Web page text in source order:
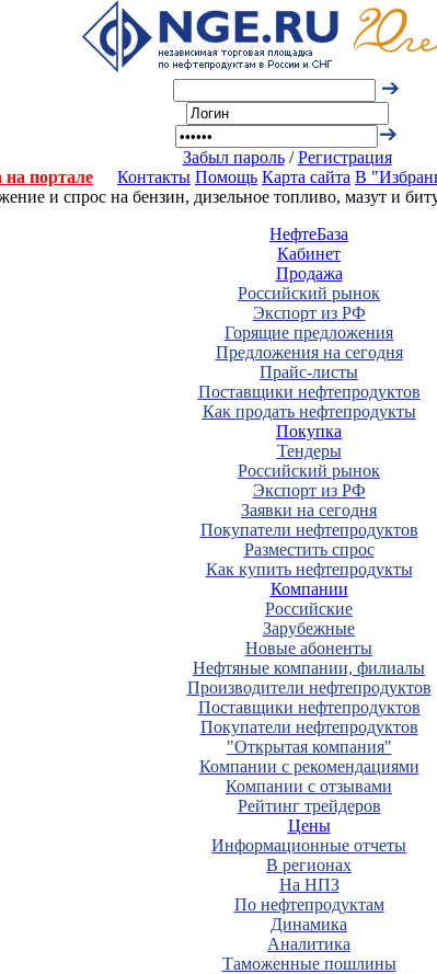
Забыл пароль/Регистрация
портале
Контакты Помощь Карта сайта В
и спрос на бензин, дизельное топливо, мазут и
НефтеБаза
Кабинет
Продажа
Российский рынок
Экспорт из РФ
Горящие предложения
Предложения на сегодня
Прайс-листы
Поставщики нефтепродуктов
Как продать нефтепродукты
Покупка
Тендеры
Российский рынок
Экспорт из РФ
Заявки на сегодня
Покупатели нефтепродуктов
Разместить спрос
Как купить нефтепродукты
Компании
Российские
Зарубежные
Новые абоненты
Нефтяные компании, филиалы
Производители нефтепродуктов
Поставщики нефтепродуктов
Покупатели нефтепродуктов
"Открытая компания"
Компании с рекомендациями
Компании с отзывами
Рейтинг трейдеров
Цены
Информационные отчеты
В регионах
На НПЗ
По нефтепродуктам
Динамика
Аналитика
Таможенные пошлины